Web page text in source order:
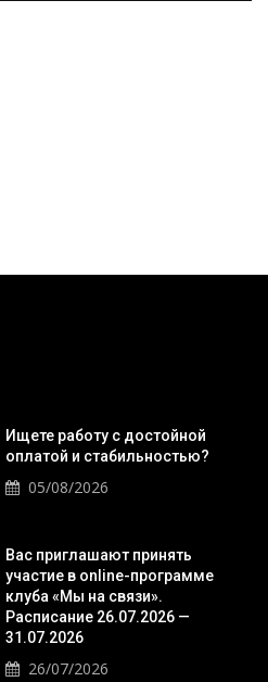
Ищете работу с достойной
оплатой и стабильностью?
05/08/2026
Вас приглашают принять
участие в online-программе
клуба «Мы на связи».
Расписание 26.07.2026 —
31.07.2026
26/07/2026